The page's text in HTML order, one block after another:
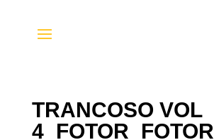
TRANCOSO VOL
4_FOTOR_FOTOR